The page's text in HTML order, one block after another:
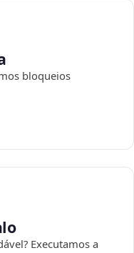
bloqueios
Executamos a